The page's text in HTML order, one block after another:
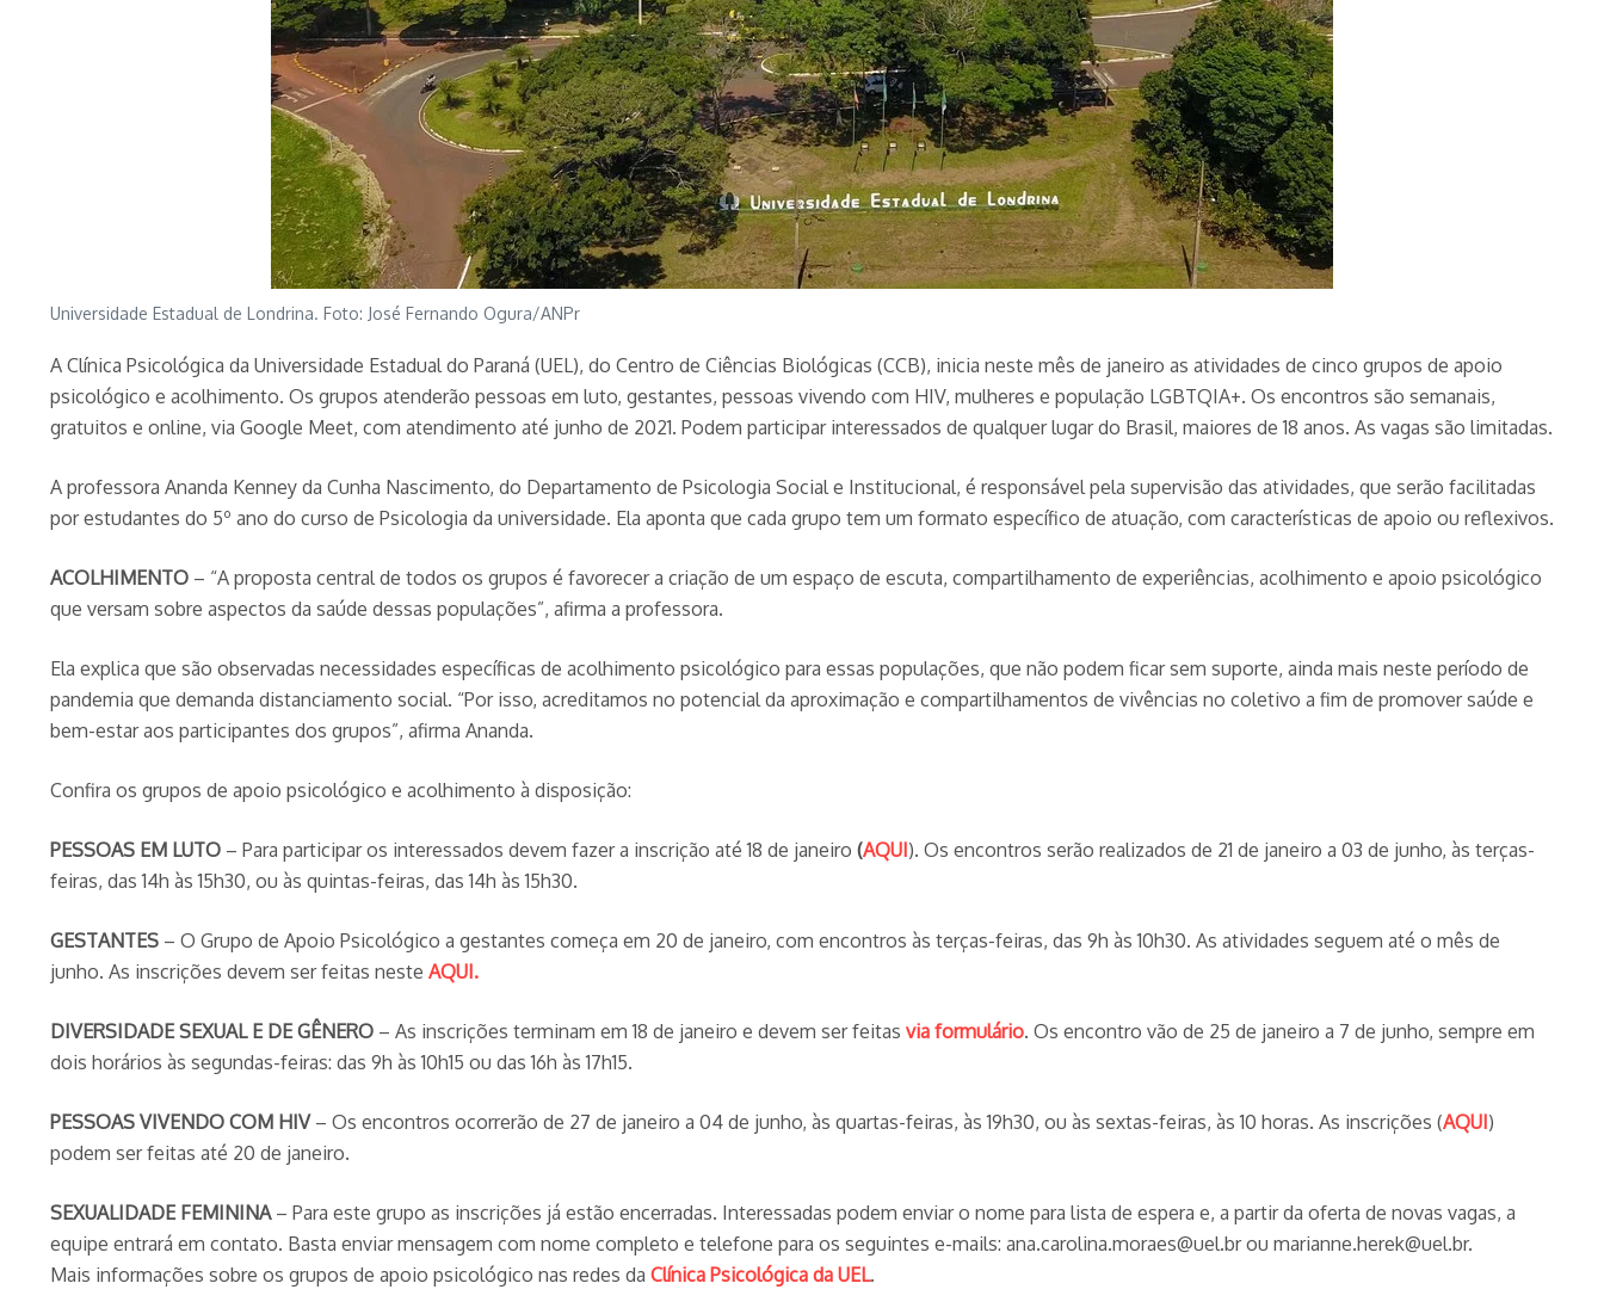
Universidade Estadual de Londrina. Foto: José Fernando Ogura/ANPr
A Clínica Psicológica da Universidade Estadual do Paraná (UEL), do Centro de Ciências Biológicas (CCB), inicia neste mês de janeiro as atividades de cinco grupos de apoio
psicológico e acolhimento. Os grupos atenderão pessoas em luto, gestantes, pessoas vivendo com HIV, mulheres e população LGBTQIA+. Os encontros são semanais,
gratuitos e online, via Google Meet, com atendimento até junho de 2021. Podem participar interessados de qualquer lugar do Brasil, maiores de 18 anos. As vagas são limitadas.
A professora Ananda Kenney da Cunha Nascimento, do Departamento de Psicologia Social e Institucional, é responsável pela supervisão das atividades, que serão facilitadas
por estudantes do 5º ano do curso de Psicologia da universidade. Ela aponta que cada grupo tem um formato específico de atuação, com características de apoio ou reflexivos.
ACOLHIMENTO – “A proposta central de todos os grupos é favorecer a criação de um espaço de escuta, compartilhamento de experiências, acolhimento e apoio psicológico
que versam sobre aspectos da saúde dessas populações”, afirma a professora.
Ela explica que são observadas necessidades específicas de acolhimento psicológico para essas populações, que não podem ficar sem suporte, ainda mais neste período de
pandemia que demanda distanciamento social. “Por isso, acreditamos no potencial da aproximação e compartilhamentos de vivências no coletivo a fim de promover saúde e
bem-estar aos participantes dos grupos”, afirma Ananda.
Confira os grupos de apoio psicológico e acolhimento à disposição:
PESSOAS EM LUTO – Para participar os interessados devem fazer a inscrição até 18 de janeiro (AQUI). Os encontros serão realizados de 21 de janeiro a 03 de junho, às terças-
feiras, das 14h às 15h30, ou às quintas-feiras, das 14h às 15h30.
GESTANTES – O Grupo de Apoio Psicológico a gestantes começa em 20 de janeiro, com encontros às terças-feiras, das 9h às 10h30. As atividades seguem até o mês de
junho. As inscrições devem ser feitas neste AQUI.
DIVERSIDADE SEXUAL E DE GÊNERO – As inscrições terminam em 18 de janeiro e devem ser feitas via formulário. Os encontro vão de 25 de janeiro a 7 de junho, sempre em
dois horários às segundas-feiras: das 9h às 10h15 ou das 16h às 17h15.
PESSOAS VIVENDO COM HIV– Os encontros ocorrerão de 27 de janeiro a 04 de junho, às quartas-feiras, às 19h30, ou às sextas-feiras, às 10 horas. As inscrições (AQUI)
podem ser feitas até 20 de janeiro.
SEXUALIDADE FEMININA– Para este grupo as inscrições já estão encerradas. Interessadas podem enviar o nome para lista de espera e, a partir da oferta de novas vagas, a
equipe entrará em contato. Basta enviar mensagem com nome completo e telefone para os seguintes e-mails: ana.carolina.moraes@uel.br ou marianne.herek@uel.br.
Mais informações sobre os grupos de apoio psicológico nas redes da Clínica Psicológica da UEL.